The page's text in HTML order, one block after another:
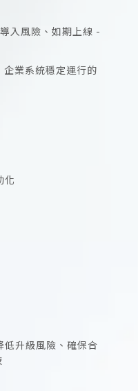
入風險、如期上線 -
業系統穩定運行的
化
低升級風險、確保合